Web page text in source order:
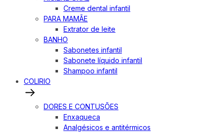
Creme dental infantil
PARA MAMÃE
Extrator de leite
BANHO
Sabonetes infantil
Sabonete líquido infantil
Shampoo infantil
COLIRIO
DORES E CONTUSÕES
Enxaqueca
Analgésicos e antitérmicos